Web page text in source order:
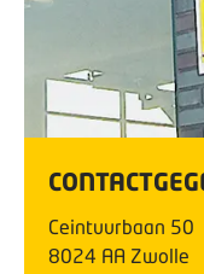
Ceintuurbaan 50
8024 AA Zwolle